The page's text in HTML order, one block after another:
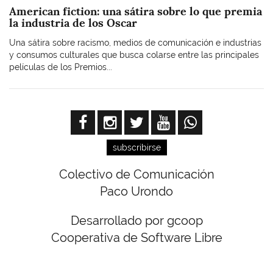
American fiction: una sátira sobre lo que premia
la industria de los Oscar
Una sátira sobre racismo, medios de comunicación e industrias
y consumos culturales que busca colarse entre las principales
películas de los Premios...
subscribirse
Colectivo de Comunicación
Paco Urondo
Desarrollado por gcoop
Cooperativa de Software Libre